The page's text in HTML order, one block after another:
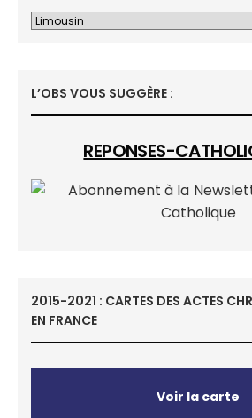
L’OBS VOUS SUGGÈRE :
REPONSES-
2015-2021 : CARTES DES ACTES
EN FRANCE
Voir la carte